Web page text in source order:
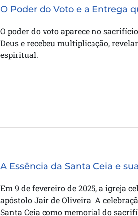
O Poder do Voto e a Entrega
O poder do voto aparece no
Deus e recebeu multiplicação,
espiritual.
A Essência da Santa Ceia e
Em 9 de fevereiro de 2025, a igreja
apóstolo Jair de Oliveira. A
Santa Ceia como memorial do